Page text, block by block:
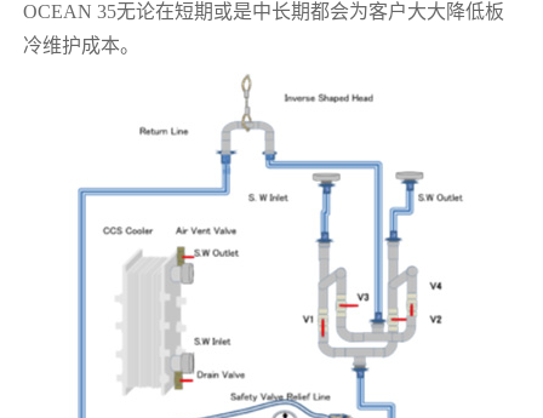
OCEAN 35无论在短期或是中长期都会为客户大大降低板
冷维护成本。